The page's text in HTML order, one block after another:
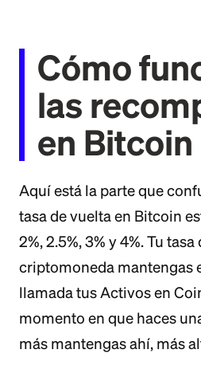
Cómo
las
en Bitcoin
Aquí está la parte que
tasa de vuelta en Bitcoin
2%, 2.5%, 3% y 4%. Tu
criptomoneda mantengas
llamada tus Activos en
momento en que haces
más mantengas ahí, más